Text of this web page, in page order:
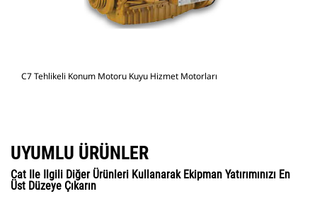
C7 Tehlikeli Konum Motoru Kuyu Hizmet Motorları
UYUMLU ÜRÜNLER
Cat Ile Ilgili Diğer Ürünleri Kullanarak Ekipman Yatırımınızı En
Üst Düzeye Çıkarın